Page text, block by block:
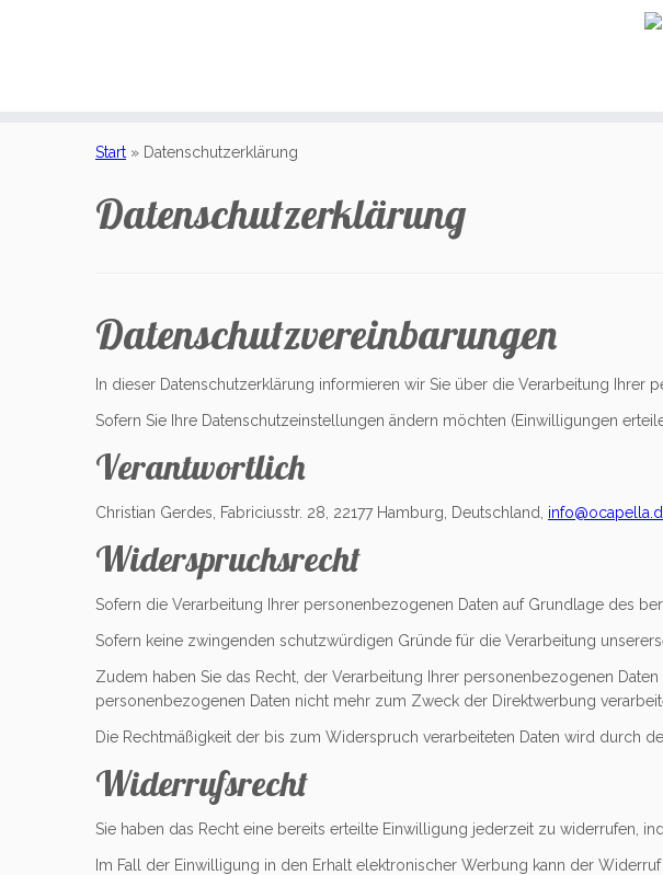
Start » Datenschutzerklärung
Datenschutzerklärung
Datenschutzvereinbarungen
In dieser Datenschutzerklärung informieren wir Sie über die Verarbeitung Ihrer
Sofern Sie Ihre Datenschutzeinstellungen ändern möchten (Einwilligungen
Verantwortlich
Christian Gerdes, Fabriciusstr. 28, 22177 Hamburg, Deutschland,
Widerspruchsrecht
Sofern die Verarbeitung Ihrer personenbezogenen Daten auf Grundlage des
Sofern keine zwingenden schutzwürdigen Gründe für die Verarbeitung
Zudem haben Sie das Recht, der Verarbeitung Ihrer personenbezogenen
personenbezogenen Daten nicht mehr zum Zweck der Direktwerbung
Die Rechtmäßigkeit der bis zum Widerspruch verarbeiteten Daten wird durch
Widerrufsrecht
Sie haben das Recht eine bereits erteilte Einwilligung jederzeit zu widerrufen,
Im Fall der Einwilligung in den Erhalt elektronischer Werbung kann der